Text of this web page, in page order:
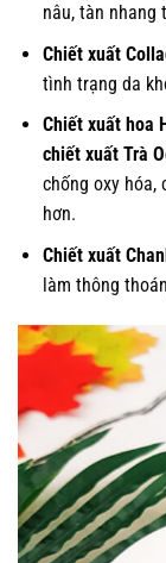
nâu, tàn nhang
Chiết xuất
tình trạng da
Chiết xuất hoa
chiết xuất Trà
chống oxy hóa,
hơn.
Chiết xuất
làm thông